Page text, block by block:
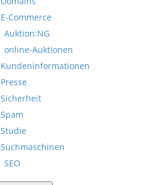
E-Commerce
Auktion:NG
online-Auktionen
Kundeninformationen
Presse
Sicherheit
Spam
Studie
Suchmaschinen
SEO